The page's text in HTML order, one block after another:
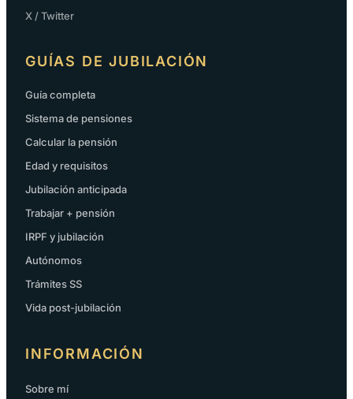
X / Twitter
GUÍAS DE JUBILACIÓN
Guía completa
Sistema de pensiones
Calcular la pensión
Edad y requisitos
Jubilación anticipada
Trabajar + pensión
IRPF y jubilación
Autónomos
Trámites SS
Vida post-jubilación
INFORMACIÓN
Sobre mí